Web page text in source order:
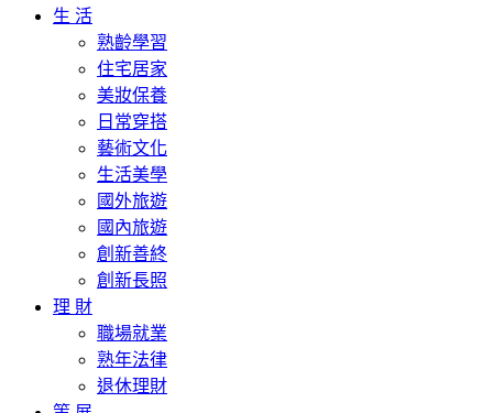
生 活
熟齡學習
住宅居家
美妝保養
日常穿搭
藝術文化
生活美學
國外旅遊
國內旅遊
創新善終
創新長照
理 財
職場就業
熟年法律
退休理財